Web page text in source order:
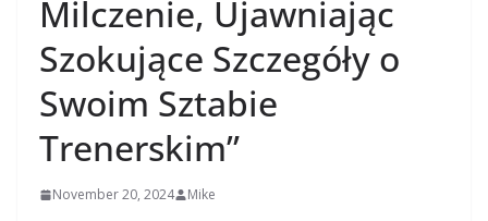
Milczenie, Ujawniając
Szokujące Szczegóły o
Swoim Sztabie
Trenerskim”
November 20, 2024 Mike